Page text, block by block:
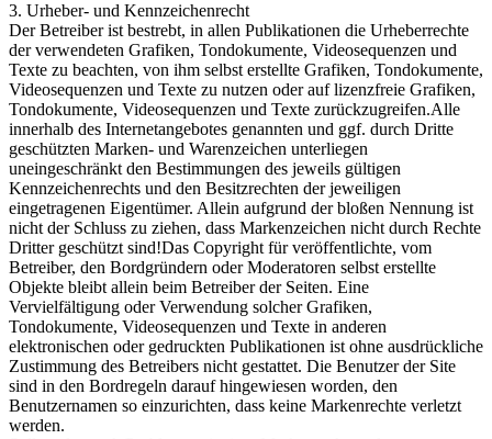
3. Urheber- und Kennzeichenrecht
Der Betreiber ist bestrebt, in allen Publikationen die Urheberrechte
der verwendeten Grafiken, Tondokumente, Videosequenzen und
Texte zu beachten, von ihm selbst erstellte Grafiken, Tondokumente,
Videosequenzen und Texte zu nutzen oder auf lizenzfreie Grafiken,
Tondokumente, Videosequenzen und Texte zurückzugreifen.Alle
innerhalb des Internetangebotes genannten und ggf. durch Dritte
geschützten Marken- und Warenzeichen unterliegen
uneingeschränkt den Bestimmungen des jeweils gültigen
Kennzeichenrechts und den Besitzrechten der jeweiligen
eingetragenen Eigentümer. Allein aufgrund der bloßen Nennung ist
nicht der Schluss zu ziehen, dass Markenzeichen nicht durch Rechte
Dritter geschützt sind!Das Copyright für veröffentlichte, vom
Betreiber, den Bordgründern oder Moderatoren selbst erstellte
Objekte bleibt allein beim Betreiber der Seiten. Eine
Vervielfältigung oder Verwendung solcher Grafiken,
Tondokumente, Videosequenzen und Texte in anderen
elektronischen oder gedruckten Publikationen ist ohne ausdrückliche
Zustimmung des Betreibers nicht gestattet. Die Benutzer der Site
sind in den Bordregeln darauf hingewiesen worden, den
Benutzernamen so einzurichten, dass keine Markenrechte verletzt
werden.